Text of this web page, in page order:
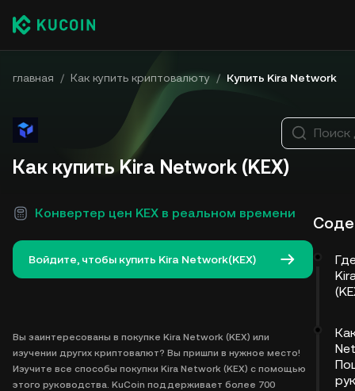
главная / Как купить криптовалюту / Купить Kira Network
Как купить Kira Network (KEX)
Конвертер цен KEX в реальном времени
Войдите, чтобы купить Kira Network(KEX)
Вы заинтересованы в покупке Kira Network (KEX) или
изучении других криптовалют? Вы пришли в нужное место!
Изучите все способы покупки Kira Network (KEX) с помощью
этого руководства. KuCoin поддерживает более 700
Поиск